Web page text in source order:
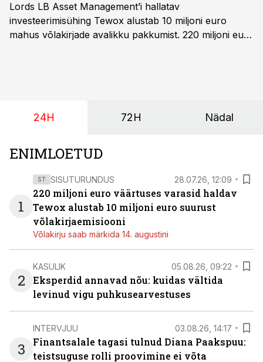
Lords LB Asset Management’i hallatav
investeerimisühing Tewox alustab 10 miljoni euro
mahus võlakirjade avalikku pakkumist. 220 miljoni euro
24H 72H Nädal
ENIMLOETUD
1
ST SISUTURUNDUS 28.07.26, 12:09
220 miljoni euro väärtuses varasid haldav
Tewox alustab 10 miljoni euro suurust
võlakirjaemisiooni
Võlakirju saab märkida 14. augustini
2
KASULIK 05.08.26, 09:22
Eksperdid annavad nõu: kuidas vältida
levinud vigu puhkusearvestuses
3
INTERVJUU 03.08.26, 14:17
Finantsalale tagasi tulnud Diana Paakspuu:
teistsuguse rolli proovimine ei võta